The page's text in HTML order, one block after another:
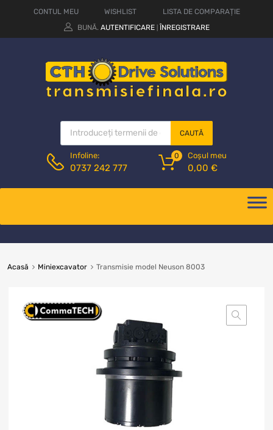
CONTUL MEU WISHLIST
LISTA DE COMPARAȚIE
BUNĂ. AUTENTIFICARE ÎNREGISTRARE
CAUTĂ
Infoline:
0737 242 777
Coșul meu
0,00 €
0
Acasă Miniexcavator Transmisie model Neuson 8003